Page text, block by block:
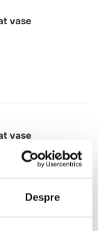
Despre
vase
vase